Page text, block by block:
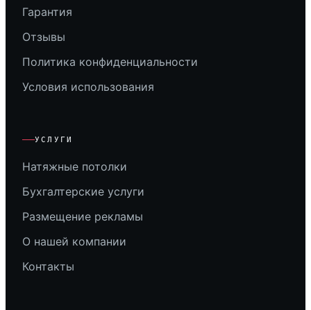
Гарантия
Отзывы
Политика конфиденциальности
Условия использования
УСЛУГИ
Натяжные потолки
Бухгалтерские услуги
Размещение рекламы
О нашей компании
Контакты